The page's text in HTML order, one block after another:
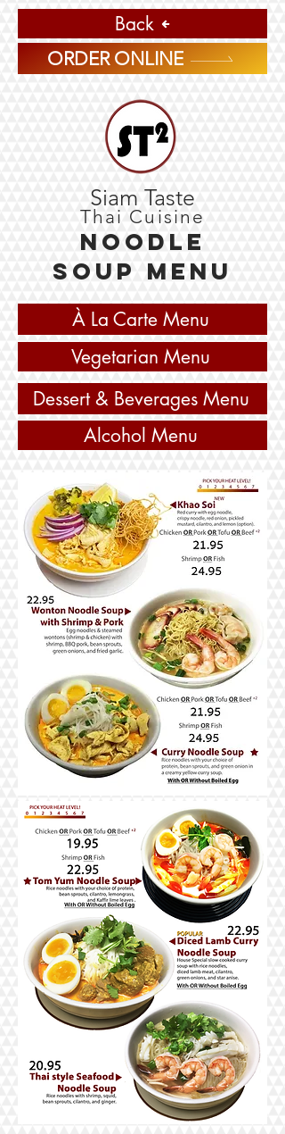
Back
ORDER ONLINE
Siam Taste
Thai Cuisine
Noodle
Soup Menu
À La Carte Menu
Vegetarian Menu
Dessert & Beverages Menu
Alcohol Menu